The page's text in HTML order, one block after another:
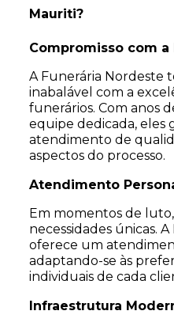
Mauriti?
Compromisso com a
A Funerária Nordeste
inabalável com a
funerários. Com anos
equipe dedicada, eles
atendimento de
aspectos do processo.
Atendimento
Em momentos de
necessidades únicas.
oferece um
adaptando-se às
individuais de cada
Infraestrutura